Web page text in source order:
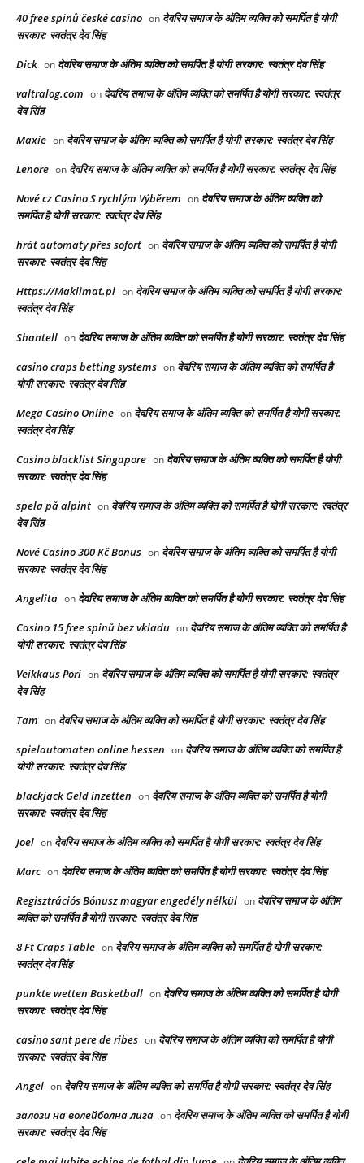
40 free spinů české casino on देवरिय समाज के अंतिम व्यक्ति को समर्पित है योगी
सरकार: स्वतंत्र देव सिंह
Dick on देवरिय समाज के अंतिम व्यक्ति को समर्पित है योगी सरकार: स्वतंत्र देव सिंह
valtralog.com on देवरिय समाज के अंतिम व्यक्ति को समर्पित है योगी सरकार: स्वतंत्र
देव सिंह
Maxie on देवरिय समाज के अंतिम व्यक्ति को समर्पित है योगी सरकार: स्वतंत्र देव सिंह
Lenore on देवरिय समाज के अंतिम व्यक्ति को समर्पित है योगी सरकार: स्वतंत्र देव सिंह
Nové cz Casino S rychlým Výběrem on देवरिय समाज के अंतिम व्यक्ति को
समर्पित है योगी सरकार: स्वतंत्र देव सिंह
hrát automaty přes sofort on देवरिय समाज के अंतिम व्यक्ति को समर्पित है योगी
सरकार: स्वतंत्र देव सिंह
Https://Maklimat.pl on देवरिय समाज के अंतिम व्यक्ति को समर्पित है योगी सरकार:
स्वतंत्र देव सिंह
Shantell on देवरिय समाज के अंतिम व्यक्ति को समर्पित है योगी सरकार: स्वतंत्र देव सिंह
casino craps betting systems on देवरिय समाज के अंतिम व्यक्ति को समर्पित है
योगी सरकार: स्वतंत्र देव सिंह
Mega Casino Online on देवरिय समाज के अंतिम व्यक्ति को समर्पित है योगी सरकार:
स्वतंत्र देव सिंह
Casino blacklist Singapore on देवरिय समाज के अंतिम व्यक्ति को समर्पित है योगी
सरकार: स्वतंत्र देव सिंह
spela på alpint on देवरिय समाज के अंतिम व्यक्ति को समर्पित है योगी सरकार: स्वतंत्र
देव सिंह
Nové Casino 300 Kč Bonus on देवरिय समाज के अंतिम व्यक्ति को समर्पित है योगी
सरकार: स्वतंत्र देव सिंह
Angelita on देवरिय समाज के अंतिम व्यक्ति को समर्पित है योगी सरकार: स्वतंत्र देव सिंह
Casino 15 free spinů bez vkladu on देवरिय समाज के अंतिम व्यक्ति को समर्पित है
योगी सरकार: स्वतंत्र देव सिंह
Veikkaus Pori on देवरिय समाज के अंतिम व्यक्ति को समर्पित है योगी सरकार: स्वतंत्र
देव सिंह
Tam on देवरिय समाज के अंतिम व्यक्ति को समर्पित है योगी सरकार: स्वतंत्र देव सिंह
spielautomaten online hessen on देवरिय समाज के अंतिम व्यक्ति को समर्पित है
योगी सरकार: स्वतंत्र देव सिंह
blackjack Geld inzetten on देवरिय समाज के अंतिम व्यक्ति को समर्पित है योगी
सरकार: स्वतंत्र देव सिंह
Joel on देवरिय समाज के अंतिम व्यक्ति को समर्पित है योगी सरकार: स्वतंत्र देव सिंह
Marc on देवरिय समाज के अंतिम व्यक्ति को समर्पित है योगी सरकार: स्वतंत्र देव सिंह
Regisztrációs Bónusz magyar engedély nélkül on देवरिय समाज के अंतिम
व्यक्ति को समर्पित है योगी सरकार: स्वतंत्र देव सिंह
8 Ft Craps Table on देवरिय समाज के अंतिम व्यक्ति को समर्पित है योगी सरकार:
स्वतंत्र देव सिंह
punkte wetten Basketball on देवरिय समाज के अंतिम व्यक्ति को समर्पित है योगी
सरकार: स्वतंत्र देव सिंह
casino sant pere de ribes on देवरिय समाज के अंतिम व्यक्ति को समर्पित है योगी
सरकार: स्वतंत्र देव सिंह
Angel on देवरिय समाज के अंतिम व्यक्ति को समर्पित है योगी सरकार: स्वतंत्र देव सिंह
залози на волейболна лига on देवरिय समाज के अंतिम व्यक्ति को समर्पित है योगी
सरकार: स्वतंत्र देव सिंह